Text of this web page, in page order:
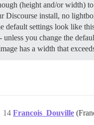
(height and/or width)
Discourse install, no
default settings look like
unless you change the
has a width that
Francois_Douville
14